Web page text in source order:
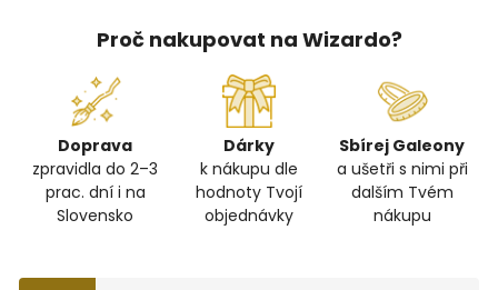
Proč nakupovat na Wizardo?
Doprava
zpravidla do 2–3
prac. dní i na
Slovensko
Dárky
k nákupu dle
hodnoty Tvojí
objednávky
Sbírej Galeony
a ušetři s nimi při
dalším Tvém
nákupu